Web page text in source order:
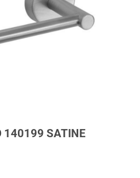
140199 SATINE